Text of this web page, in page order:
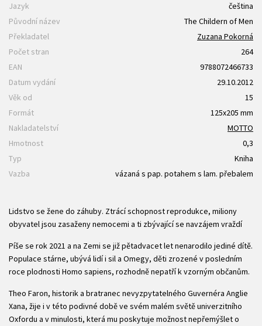
Jazyk
čeština
Původní název
The Childern of Men
Překladatel
Zuzana Pokorná
Počet stran
264
EAN
9788072466733
Datum vydání
29.10.2012
Věk od
15
Formát
125x205 mm
Nakladatelství
MOTTO
Hmotnost
0,3
Typ
Kniha
Vazba
vázaná s pap. potahem s lam. přebalem
Lidstvo se žene do záhuby. Ztrácí schopnost reprodukce, miliony
obyvatel jsou zasaženy nemocemi a ti zbývající se navzájem vraždí
Píše se rok 2021 a na Zemi se již pětadvacet let nenarodilo jediné dítě.
Populace stárne, ubývá lidí i sil a Omegy, děti zrozené v posledním
roce plodnosti Homo sapiens, rozhodně nepatří k vzorným občanům.
Theo Faron, historik a bratranec nevyzpytatelného Guvernéra Anglie
Xana, žije i v této podivné době ve svém malém světě univerzitního
Oxfordu a v minulosti, která mu poskytuje možnost nepřemýšlet o